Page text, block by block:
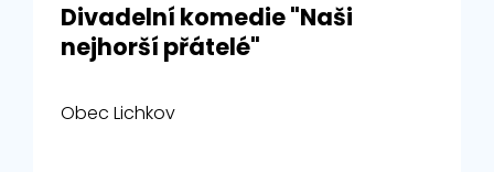
Divadelní komedie "Naši
nejhorší přátelé"
Obec Lichkov